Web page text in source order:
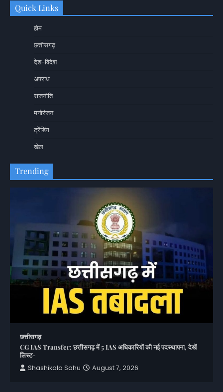
Quick Links
होम
छत्तीसगढ़
देश-विदेश
अपराध
राजनीति
मनोरंजन
ट्रेंडिंग
खेल
Trending
छत्तीसगढ़
CG IAS Transfer: छत्तीसगढ़ में 5 IAS अधिकारियों की नई पदस्थापना, देखें
लिस्ट-
Shashikala Sahu
August 7, 2026